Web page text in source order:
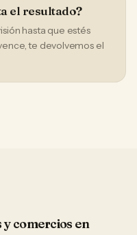
el resultado?
hasta que estés
te devolvemos el
y comercios en